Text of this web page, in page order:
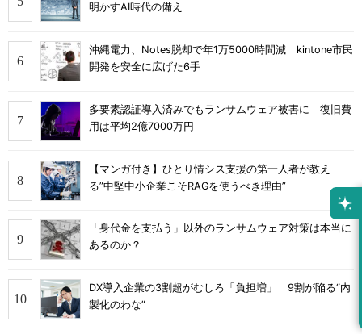
明かすAI時代の備え
沖縄電力、Notes脱却で年1万5000時間減 kintone市民
開発を安全に広げた6手
多要素認証導入済みでもランサムウェア被害に 復旧費
用は平均2億7000万円
【マンガ付き】ひとり情シス支援の第一人者が教え
る”中堅中小企業こそRAGを使うべき理由”
「身代金を支払う」以外のランサムウェア対策は本当に
あるのか？
DX導入企業の3割超がむしろ「負担増」 9割が陥る“内
製化のわな”